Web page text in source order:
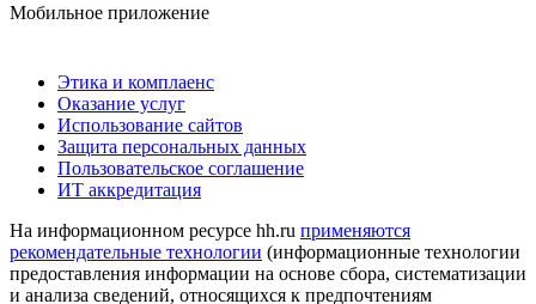
Мобильное приложение
Этика и комплаенс
Оказание услуг
Использование сайтов
Защита персональных данных
Пользовательское соглашение
ИТ аккредитация
На информационном ресурсе hh.ru применяются
рекомендательные технологии (информационные технологии
предоставления информации на основе сбора, систематизации
и анализа сведений, относящихся к предпочтениям